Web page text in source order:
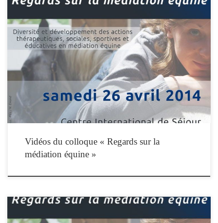
Revisionnez l’intégralité des communications présentées à l’occasion du
colloque »Regards sur la médiation équine » du 26 avril 2014. Vous pouvez
naviguer entre les interventions en utilisant le bouton « playlist » qui donne accès à
l’ensemble des vidéos.
Vidéos du colloque « Regards sur la
médiation équine »